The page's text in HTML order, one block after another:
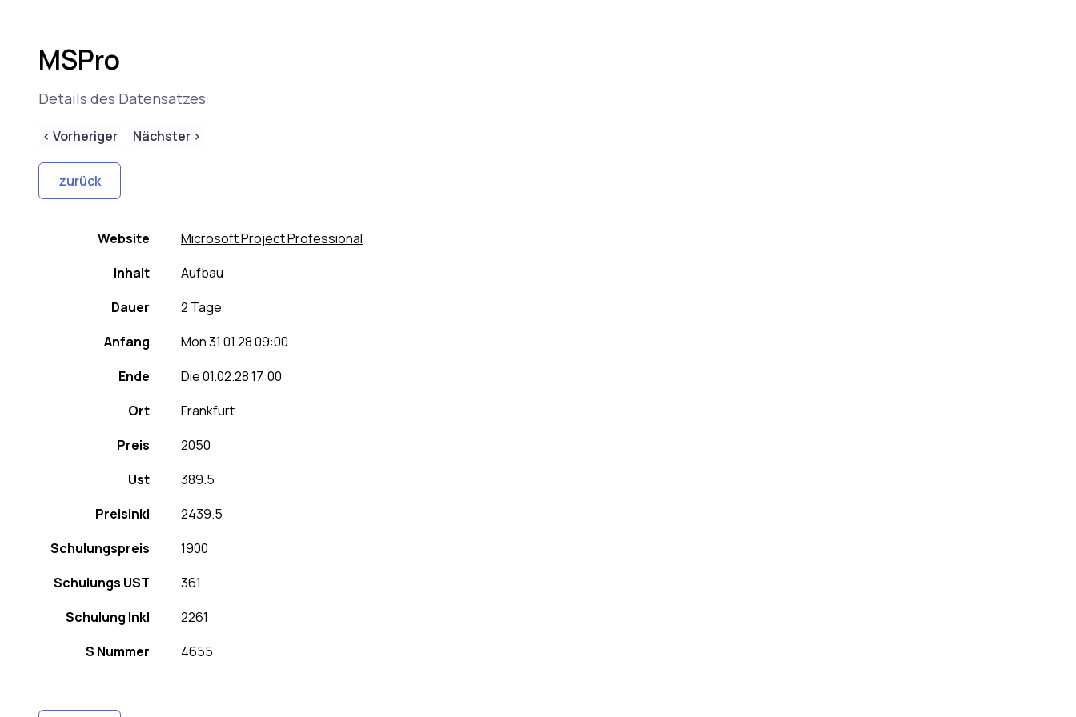
MSPro
Details des Datensatzes:
< Vorheriger Nächster >
Website
Microsoft Project Professional
Inhalt
Aufbau
Dauer
2 Tage
Anfang
Mon 31.01.28 09:00
Ende
Die 01.02.28 17:00
Ort
Frankfurt
Preis
2050
Ust
389.5
Preisinkl
2439.5
Schulungspreis
1900
Schulungs UST
361
Schulung Inkl
2261
S Nummer
4655